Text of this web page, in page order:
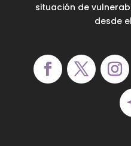
situación de
desde